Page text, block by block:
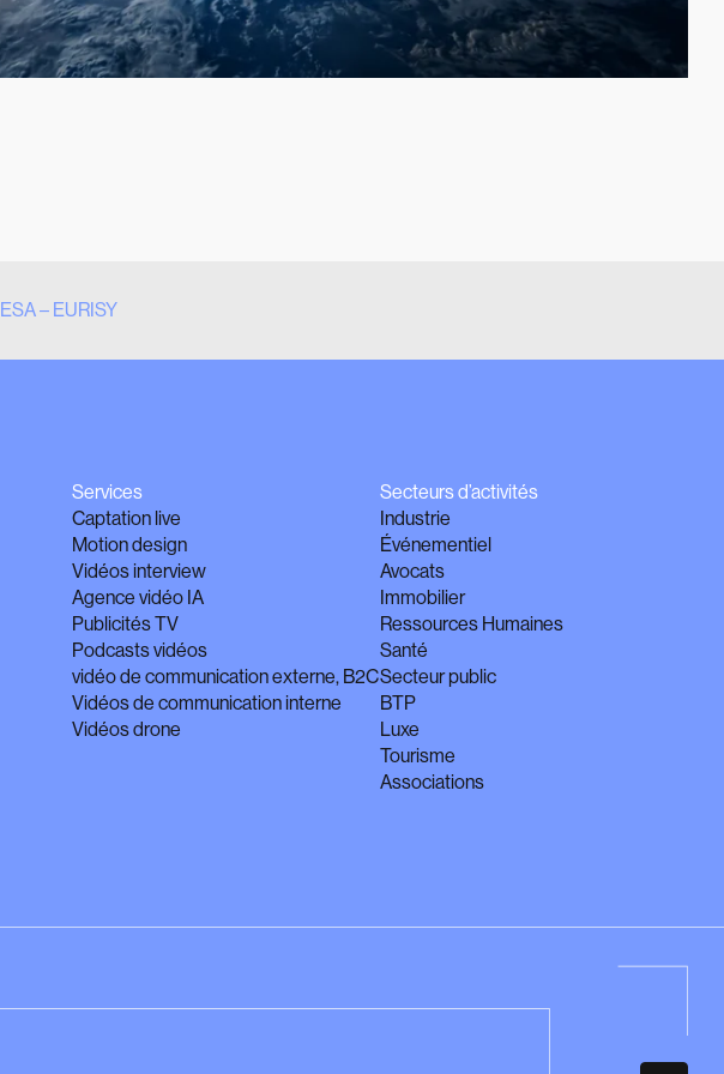
ESA – EURISY
Services
Captation live
Motion design
Vidéos interview
Agence vidéo IA
Publicités TV
Podcasts vidéos
vidéo de communication externe, B2C
Vidéos de communication interne
Vidéos drone
Secteurs d’activités
Industrie
Événementiel
Avocats
Immobilier
Ressources Humaines
Santé
Secteur public
BTP
Luxe
Tourisme
Associations